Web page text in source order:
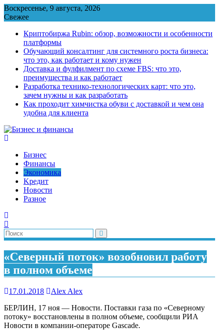
Перейти
к
Воскресенье, 9 августа, 2026
Свежее
Криптобиржа Rubin: обзор, возможности и особенности
платформы
Обучающий консалтинг для системного роста бизнеса:
что это, как работает и кому нужен
Доставка и фулфилмент по схеме FBS: что это,
преимущества и как работает
Разработка технико-технологических карт: что это,
зачем нужны и как разработать
Как проходит химчистка обуви с доставкой и чем она
удобна для клиента
Бизнес
Финансы
Экономика
Kредит
Новости
Разное
«Северный поток» возобновил работу
в полном объеме
17.01.2018
Alex Alex
БЕРЛИН, 17 ноя — Новости. Поставки газа по «Северному
потоку» восстановлены в полном объеме, сообщили РИА
Новости в компании-операторе Gascade.